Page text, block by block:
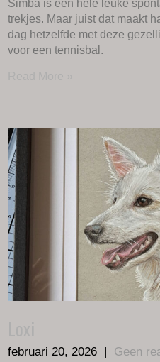
Simba is een hele leuke
trekjes. Maar juist dat maakt
dag hetzelfde met deze
voor een tennisbal.
februari 20, 2026 | Geen